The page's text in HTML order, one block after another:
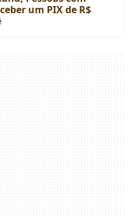
um PIX de R$